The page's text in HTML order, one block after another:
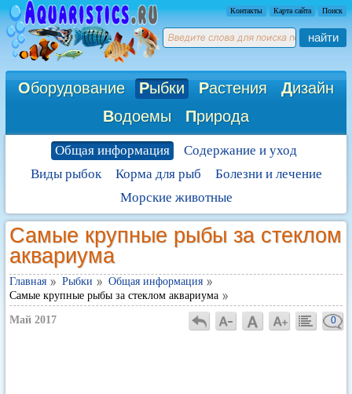
Контакты Карта сайта Поиск
найти
Оборудование Рыбки Растения Дизайн
Водоемы Природа
Общая информация
Содержание и уход
Виды рыбок
Корма для рыб
Болезни и лечение
Морские животные
Самые крупные рыбы за стеклом
аквариума
Главная Рыбки
Общая информация
Самые крупные рыбы за стеклом аквариума
Май 2017 0